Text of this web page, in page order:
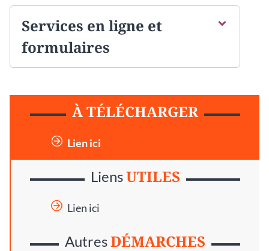
Services en ligne et
formulaires
À TÉLÉCHARGER
Lien ici
LiensUTILES
Lien ici
AutresDÉMARCHES